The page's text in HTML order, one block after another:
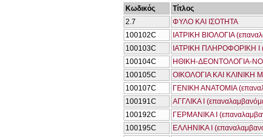
Κωδικός Τίτλος
2.7
ΦΥΛΟ ΚΑΙ ΙΣΟΤΗΤΑ
100102C
ΙΑΤΡΙΚΗ ΒΙΟΛΟΓΙΑ
100103C
ΙΑΤΡΙΚΗ ΠΛΗΡΟΦΟΡΙΚΗ Ι
100104C
ΗΘΙΚΗ-ΔΕΟΝΤΟΛΟΓΙΑ-
100105C
ΟΙΚΟΛΟΓΙΑ ΚΑΙ ΚΛΙΝΙΚΗ
100107C
ΓΕΝΙΚΗ ΑΝΑΤΟΜΙΑ
100191C
ΑΓΓΛΙΚΑ Ι
100192C
ΓΕΡΜΑΝΙΚΑ Ι
100195C
ΕΛΛΗΝΙΚΑ Ι